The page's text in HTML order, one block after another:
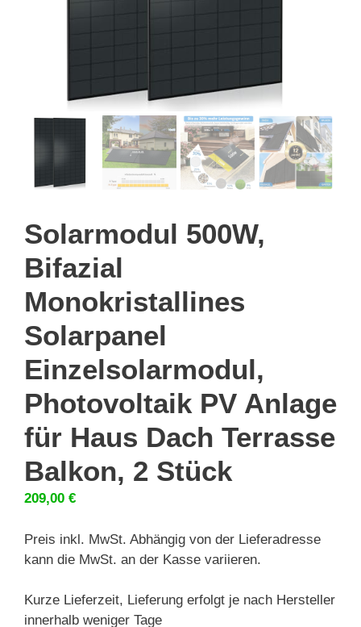
Solarmodul 500W,
Bifazial
Monokristallines
Solarpanel
Einzelsolarmodul,
Photovoltaik PV Anlage
für Haus Dach Terrasse
Balkon, 2 Stück
209,00 €
Preis inkl. MwSt. Abhängig von der Lieferadresse
kann die MwSt. an der Kasse variieren.
Kurze Lieferzeit, Lieferung erfolgt je nach Hersteller
innerhalb weniger Tage